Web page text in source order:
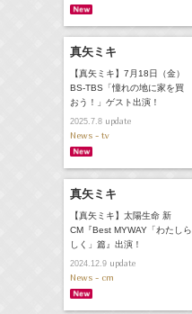
真矢ミキ
【真矢ミキ】7月18日（金）
BS-TBS「憧れの地に家を買
おう！」ゲスト出演！
2025.7.8update
News - tv
真矢ミキ
【真矢ミキ】太陽生命 新
CM『Best MYWAY「わたしら
しく」篇』出演！
2024.12.9update
News - cm